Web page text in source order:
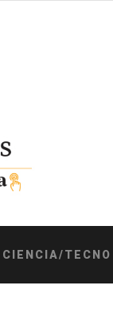
CIENCIA/TECNO